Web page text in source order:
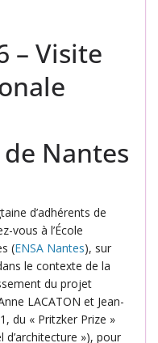
– Visite
Nantes
d’adhérents de
vous à l’École
(ENSA Nantes), sur
le contexte de la
du projet
LACATON et Jean-
du « Pritzker Prize »
»), pour